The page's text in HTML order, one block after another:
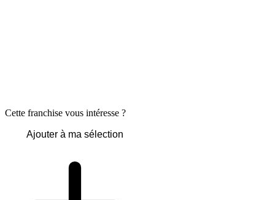
Cette franchise vous intéresse ?
Ajouter à ma sélection